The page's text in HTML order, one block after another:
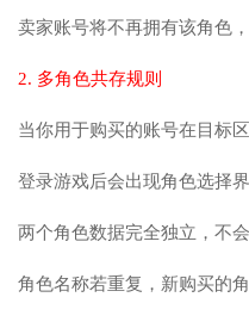
卖家账号将不再拥有该角色
2. 多角色共存规则
当你用于购买的账号在目标
登录游戏后会出现角色选择
两个角色数据完全独立，不
角色名称若重复，新购买的